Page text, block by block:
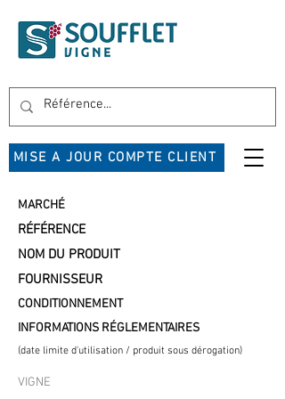
MISE A JOUR COMPTE CLIENT
MARCHÉ
RÉFÉRENCE
NOM DU PRODUIT
FOURNISSEUR
CONDITIONNEMENT
INFORMATIONS RÉGLEMENTAIRES
(date limite d'utilisation / produit sous dérogation)
VIGNE